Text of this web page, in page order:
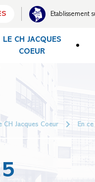
Etablissement
LE CH JACQUES
COEUR
CH Jacques Coeur En